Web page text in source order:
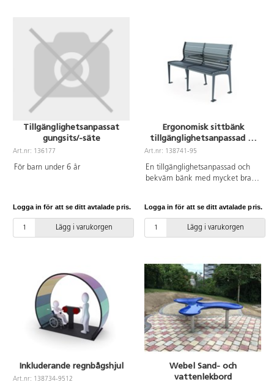
Tillgänglighetsanpassat
gungsits/-säte
Art.nr: 136177
För barn under 6 år
Logga in för att se ditt avtalade pris.
Lägg i varukorgen
Ergonomisk sittbänk
tillgänglighetsanpassad 2-
sits
Art.nr: 138741-95
En tillgänglighetsanpassad och
bekväm bänk med mycket bra
är speciellt anpassad i höjd för att
en rullstolsburen person enkelt
ska kunna förflytta sig från
på den ena sidan och det andra
armstödet är lätt att greppa och
har halkskydd. Många barn vill
vara med i ett socialt
sammanhang, utan att aktivt
delta i leken och bänken kan då
fylla detta syfte. Färdiga
betongfundament medföljer.
Monteras enligt
installationsmanual.
Logga in för att se ditt avtalade pris.
Lägg i varukorgen
Inkluderande regnbågshjul
Art.nr: 138734-9512
Webel Sand- och
vattenlekbord